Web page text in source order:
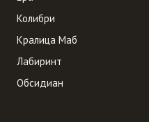
Колибри
Кралица Маб
Лабиринт
Обсидиан